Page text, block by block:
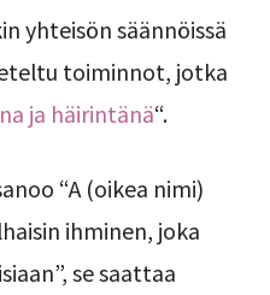
yhteisön säännöissä
toiminnot, jotka
ja häirintänä“.
“A (oikea nimi)
ihminen, joka
se saattaa